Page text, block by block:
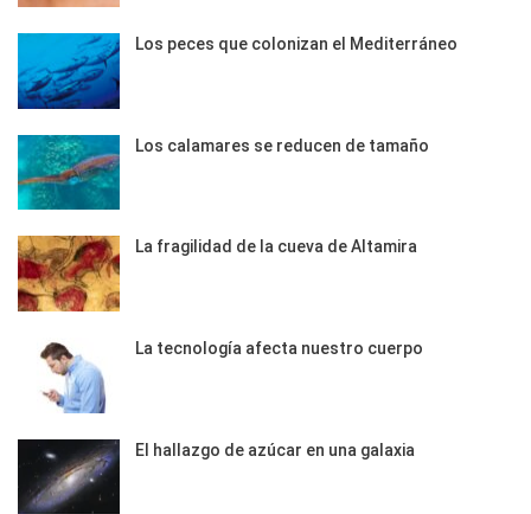
Los peces que colonizan el Mediterráneo
Los calamares se reducen de tamaño
La fragilidad de la cueva de Altamira
La tecnología afecta nuestro cuerpo
El hallazgo de azúcar en una galaxia